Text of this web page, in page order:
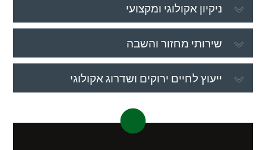
ניקיון אקולוגי ומקצועי
שירותי מחזור והשבה
ייעוץ לחיים ירוקים ושדרוג אקולוגי